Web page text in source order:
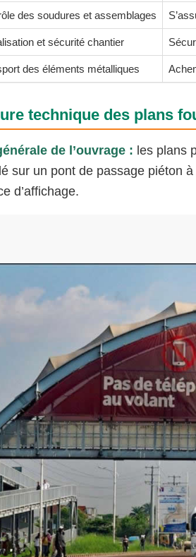
des soudures et assemblages
et sécurité chantier
des éléments métalliques
technique des plans
de l’ouvrage : les plans
sur un pont de passage piéton
d’affichage.